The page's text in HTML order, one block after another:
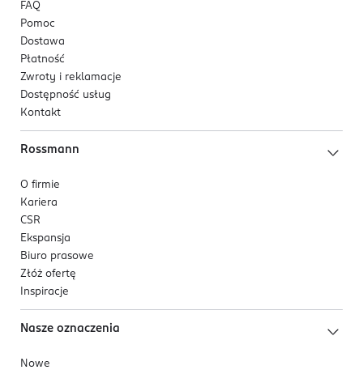
FAQ
Pomoc
Dostawa
Płatność
Zwroty i reklamacje
Dostępność usług
Kontakt
Rossmann
O firmie
Kariera
CSR
Ekspansja
Biuro prasowe
Złóż ofertę
Inspiracje
Nasze oznaczenia
Nowe